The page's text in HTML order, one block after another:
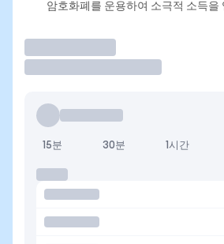
암호화폐를 운용하여 소극적 소득을
15분 30분 1시간